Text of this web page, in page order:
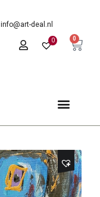
info@art-deal.nl
0 0